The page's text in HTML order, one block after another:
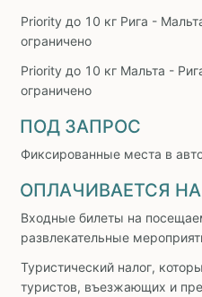
Priority до 10 кг Рига -
ограничено
Priority до 10 кг Мальта -
ограничено
ПОД ЗАПРОС
Фиксированные места в
ОПЛАЧИВАЕТСЯ
Входные билеты на
развлекательные
Туристический налог,
туристов, въезжающих и